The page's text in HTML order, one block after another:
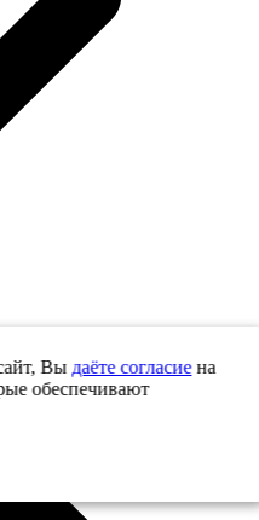
Вы даёте согласиена
обеспечивают